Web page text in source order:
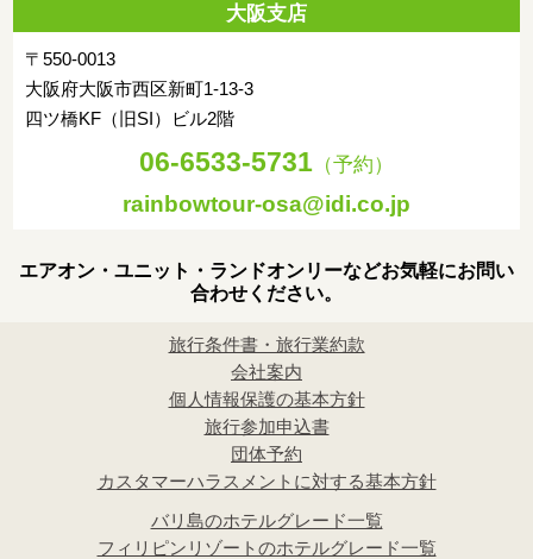
大阪支店
〒550-0013
大阪府大阪市西区新町1-13-3
四ツ橋KF（旧SI）ビル2階
06-6533-5731 （予約）
rainbowtour-osa@idi.co.jp
エアオン・ユニット・ランドオンリーなどお気軽にお問い
合わせください。
旅行条件書・旅行業約款
会社案内
個人情報保護の基本方針
旅行参加申込書
団体予約
カスタマーハラスメントに対する基本方針
バリ島のホテルグレード一覧
フィリピンリゾートのホテルグレード一覧